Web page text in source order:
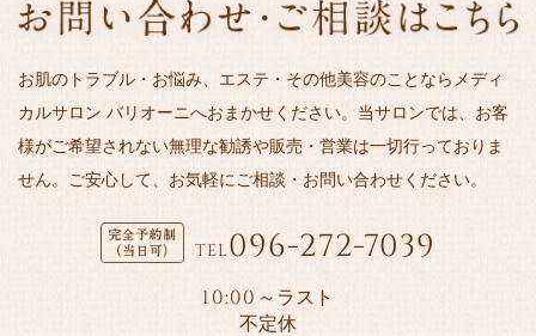
お肌のトラブル・お悩み、エステ・その他美容のことならメディ
カルサロン バリオーニへおまかせください。当サロンでは、お客
様がご希望されない無理な勧誘や販売・営業は一切行っておりま
せん。ご安心して、お気軽にご相談・お問い合わせください。
TEL096-272-7039
10:00 ～ラスト
不定休